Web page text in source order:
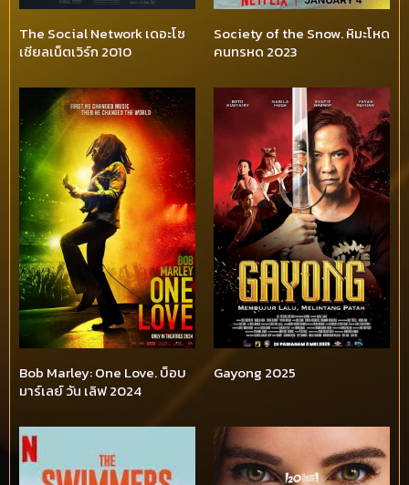
The Social Network เดอะโซ
เชียลเน็ตเวิร์ก 2010
Society of the Snow. หิมะโหด
คนทรหด 2023
Bob Marley: One Love. บ็อบ
มาร์เลย์ วัน เลิฟ 2024
Gayong 2025